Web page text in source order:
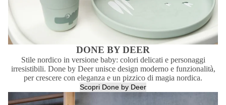
DONE BY DEER
Stile nordico in versione baby: colori delicati e personaggi
irresistibili. Done by Deer unisce design moderno e funzionalità,
per crescere con eleganza e un pizzico di magia nordica.
Scopri Done by Deer